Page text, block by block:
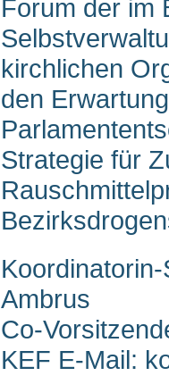
Forum der im
kirchlichen
den
Strategie für
Ambrus
Co-
KEF E-Mail: